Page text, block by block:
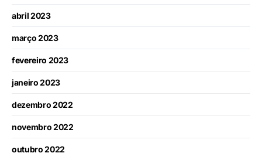
abril 2023
março 2023
fevereiro 2023
janeiro 2023
dezembro 2022
novembro 2022
outubro 2022